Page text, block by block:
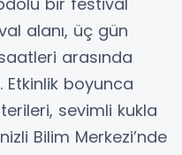
alanı, üç gün
arasında
Etkinlik boyunca
sevimli kukla
Bilim Merkezi’nde